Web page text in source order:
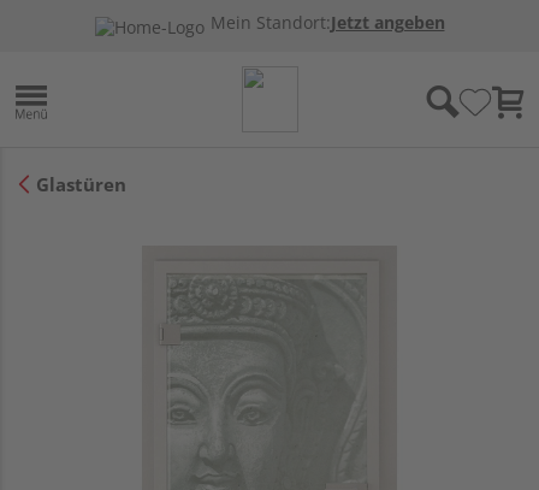
Mein Standort:Jetzt angeben
Glastüren